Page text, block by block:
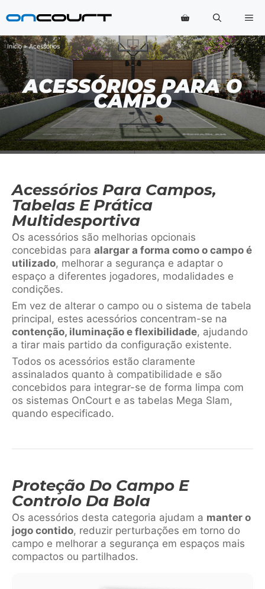
para
conteúdo
Início»Acessórios
ACESSÓRIOS PARA O
CAMPO
Acessórios Para Campos,
Tabelas E Prática
Multidesportiva
Os acessórios são melhorias opcionais
concebidas para alargar a forma como o campo é
utilizado, melhorar a segurança e adaptar o
espaço a diferentes jogadores, modalidades e
condições.
Em vez de alterar o campo ou o sistema de tabela
principal, estes acessórios concentram-se na
contenção, iluminação e flexibilidade, ajudando
a tirar mais partido da configuração existente.
Todos os acessórios estão claramente
assinalados quanto à compatibilidade e são
concebidos para integrar-se de forma limpa com
os sistemas OnCourt e as tabelas Mega Slam,
quando especificado.
Proteção Do Campo E
Controlo Da Bola
Os acessórios desta categoria ajudam a manter o
jogo contido, reduzir perturbações em torno do
campo e melhorar a segurança em espaços mais
compactos ou partilhados.